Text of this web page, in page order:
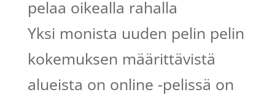
Yksi monista uuden pelin pelin
kokemuksen määrittävistä
alueista on online -pelissä on